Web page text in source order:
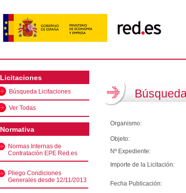
Licitaciones
Búsqueda Licitaciones
Ver Todas
Normativa
Normas Internas de
Contratación EPE Red.es
Pliego Condiciones
Generales desde 12/11/2013
Organismo:
Objeto:
Nº Expediente:
Importe de la Licitación:
Fecha Publicación: